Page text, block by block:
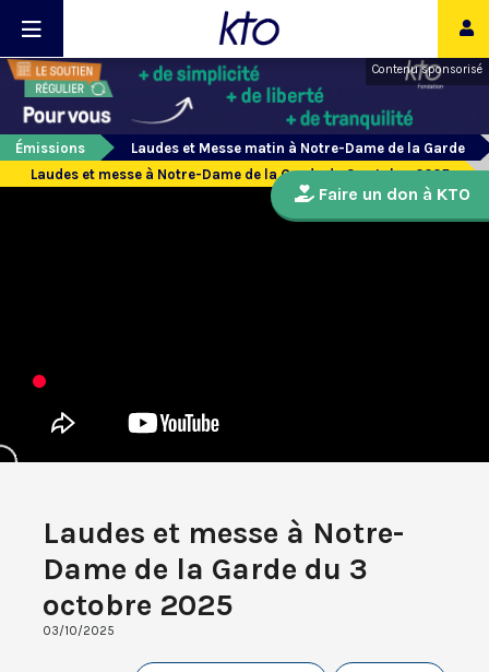
Contenu sponsorisé
Émissions
Laudes et Messe matin à Notre-Dame de la Garde
Laudes et messe à Notre-Dame de la Garde du 3 octobre 2025
Laudes et messe à Notre-
Dame de la Garde du 3
octobre 2025
03/10/2025
Faire un don à KTO